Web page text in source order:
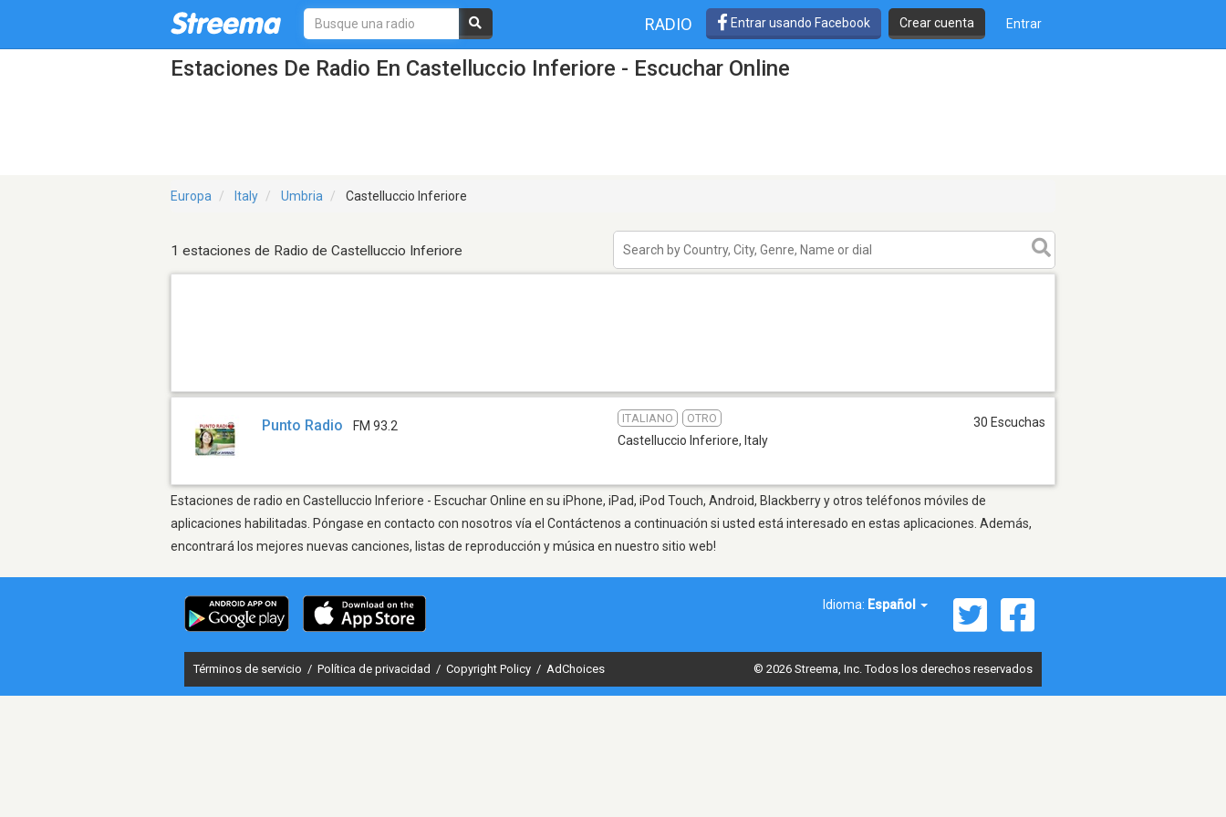
RADIO Entrar usando Facebook Crear cuenta Entrar
Estaciones De Radio En Castelluccio Inferiore - Escuchar Online
Europa Italy Umbria Castelluccio Inferiore
1 estaciones de Radio de Castelluccio Inferiore
Punto Radio FM 93.2
ITALIANO OTRO
Castelluccio Inferiore, Italy
30 Escuchas
Estaciones de radio en Castelluccio Inferiore - Escuchar Online en su iPhone, iPad, iPod Touch, Android, Blackberry y otros teléfonos móviles de
aplicaciones habilitadas. Póngase en contacto con nosotros vía el Contáctenos a continuación si usted está interesado en estas aplicaciones. Además,
encontrará los mejores nuevas canciones, listas de reproducción y música en nuestro sitio web!
Idioma: Español
Términos de servicio / Política de privacidad / Copyright Policy / AdChoices © 2026 Streema, Inc. Todos los derechos reservados